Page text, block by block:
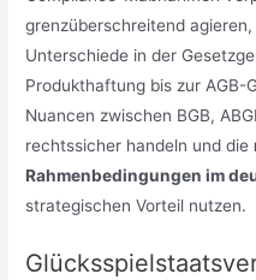
grenzüberschreitend
Unterschiede in der
Produkthaftung bis zur AGB-
Nuancen zwischen BGB,
rechtssicher handeln und die
Rahmenbedingungen im
strategischen Vorteil nutzen.